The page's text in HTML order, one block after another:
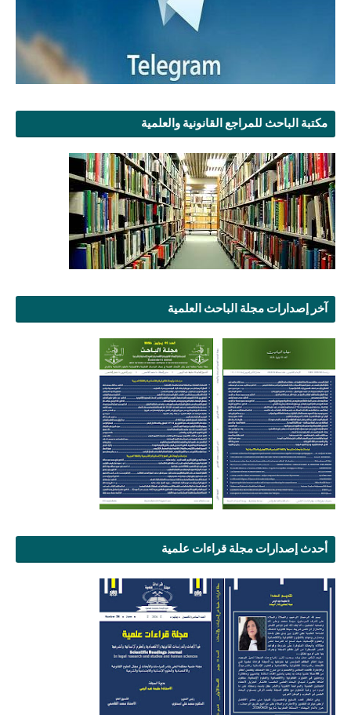
مكتبة الباحث للمراجع القانونية والعلمية
آخر إصدارات مجلة الباحث العلمية
أحدث إصدارات مجلة قراءات علمية